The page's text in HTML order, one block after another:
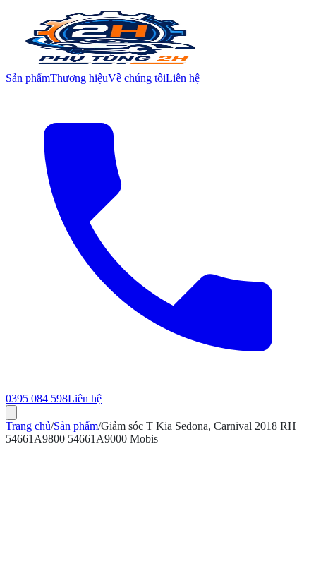
Sản phẩmThương hiệuVề chúng tôiLiên hệ
0395 084 598Liên hệ
Trang chủ/Sản phẩm/Giảm sóc T Kia Sedona, Carnival 2018 RH
54661A9800 54661A9000 Mobis